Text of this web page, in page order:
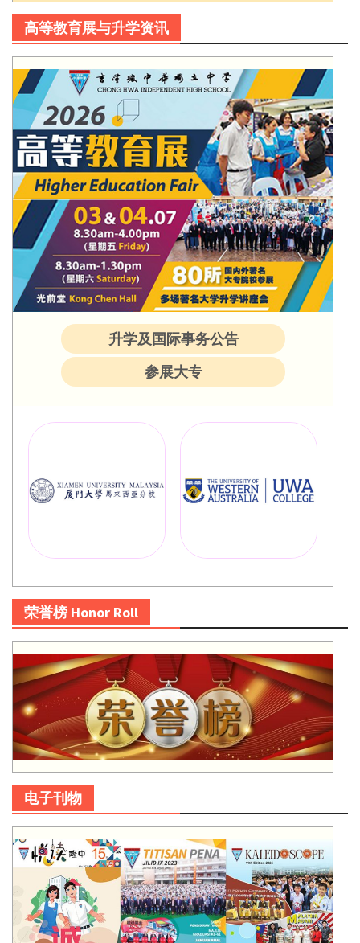
高等教育展与升学资讯
升学及国际事务公告
参展大专
荣誉榜 Honor Roll
电子刊物